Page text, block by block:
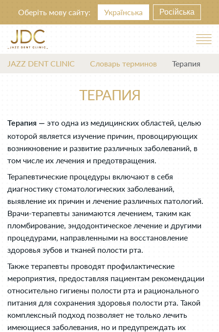
Оберіть мову сайту: Українська Російська
JAZZ DENT CLINIC Словарь терминов Терапия
ТЕРАПИЯ
Терапия — это одна из медицинских областей, целью
которой является изучение причин, провоцирующих
возникновение и развитие различных заболеваний, в
том числе их лечения и предотвращения.
Терапевтические процедуры включают в себя
диагностику стоматологических заболеваний,
выявление их причин и лечение различных патологий.
Врачи-терапевты занимаются лечением, таким как
пломбирование, эндодонтическое лечение и другими
процедурами, направленными на восстановление
здоровья зубов и тканей полости рта.
Также терапевты проводят профилактические
мероприятия, предоставляя пациентам рекомендации
относительно гигиены полости рта и рационального
питания для сохранения здоровья полости рта. Такой
комплексный подход позволяет не только лечить
имеющиеся заболевания, но и предупреждать их